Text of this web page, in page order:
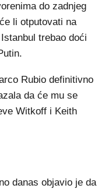
do zadnjeg
li otputovati na
trebao doći
Rubio definitivno
da će mu se
Witkoff i Keith
danas objavio je da